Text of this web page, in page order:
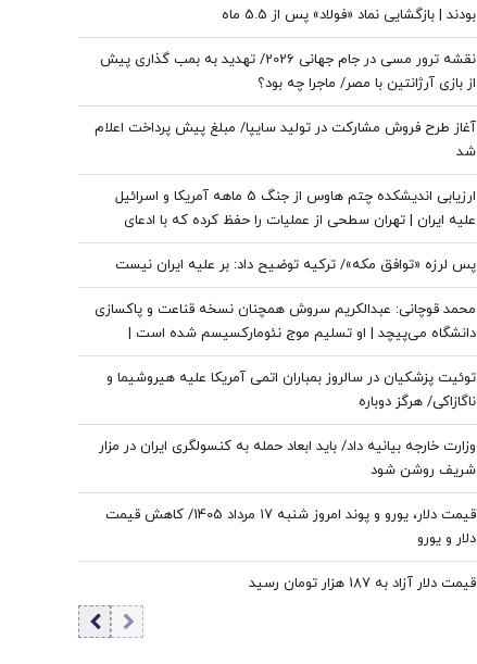
بودند | بازگشایی نماد «فولاد» پس از 5.5 ماه
نقشه ترور مسی در جام جهانی 2026/ تهدید به بمب گذاری پیش
از بازی آرژانتین با مصر/ ماجرا چه بود؟
آغاز طرح فروش مشارکت در تولید سایپا/ مبلغ پیش پرداخت اعلام
شد
ارزیابی اندیشکده چتم هاوس از جنگ 5 ماهه آمریکا و اسرائیل
علیه ایران | تهران سطحی از عملیات را حفظ کرده که با ادعای
نزدیک بودن پایان ذخایر تسلیحاتی آن همخوانی ندارد | ایران راهبرد
«فرسایش راهبردی» را دنبال می‌کند
پس لرزه «توافق مکه»/ ترکیه توضیح داد: بر علیه ایران نیست
محمد قوچانی: عبدالکریم سروش همچنان نسخه قناعت و پاکسازی
دانشگاه می‌پیچد | او تسلیم موج نئومارکسیسم شده است |
سروش به زبان چپ سخن می‌گوید و نظام بازار آزاد رقابتی را با
برچسب کاپیتالیسم توضیح می‌دهد
توئیت پزشکیان در سالروز بمباران اتمی آمریکا علیه هیروشیما و
ناگازاکی/ هرگز دوباره
وزارت خارجه بیانیه داد/ باید ابعاد حمله به کنسولگری ایران در مزار
شریف روشن شود
قیمت دلار، یورو و پوند امروز شنبه ۱۷ مرداد 1405/ کاهش قیمت
دلار و یورو
قیمت دلار آزاد به 187 هزار تومان رسید